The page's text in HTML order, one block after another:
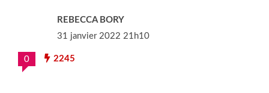
REBECCA BORY
31 janvier 2022 21h10
0 2245